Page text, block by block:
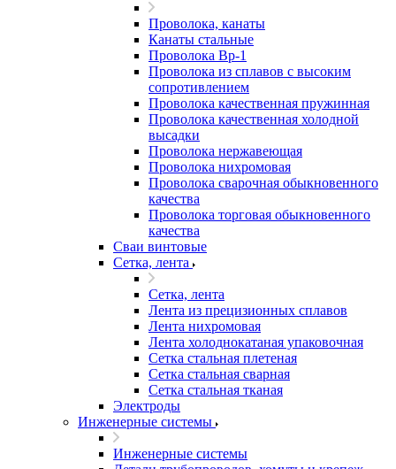
Проволока, канаты
Канаты стальные
Проволока Вр-1
Проволока из сплавов с высоким
сопротивлением
Проволока качественная пружинная
Проволока качественная холодной
высадки
Проволока нержавеющая
Проволока нихромовая
Проволока сварочная обыкновенного
качества
Проволока торговая обыкновенного
качества
Сваи винтовые
Сетка, лента
Сетка, лента
Лента из прецизионных сплавов
Лента нихромовая
Лента холоднокатаная упаковочная
Сетка стальная плетеная
Сетка стальная сварная
Сетка стальная тканая
Электроды
Инженерные системы
Инженерные системы